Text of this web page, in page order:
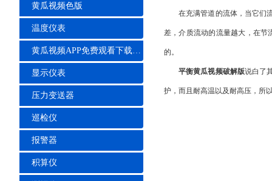
黄瓜视频色版
温度仪表
黄瓜视频APP免费观看下载安装
显示仪表
压力变送器
巡检仪
报警器
积算仪
在充满管道的流体，当它们流
差，介质流动的流量越大，在节
的。
平衡黄瓜视频破解版说白了
护，而且耐高温以及耐高压，所